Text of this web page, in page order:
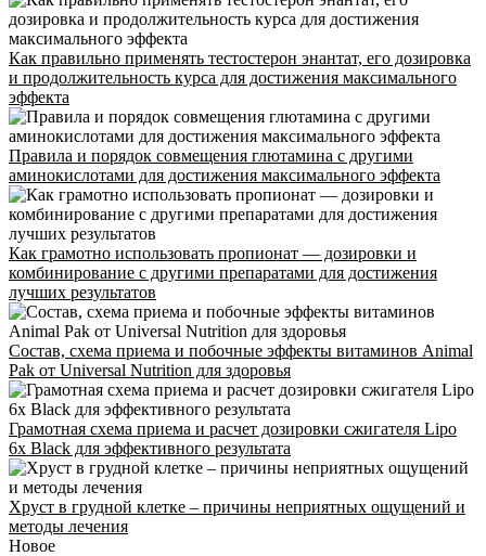
Как правильно применять тестостерон энантат, его дозировка
и продолжительность курса для достижения максимального
эффекта
Правила и порядок совмещения глютамина с другими
аминокислотами для достижения максимального эффекта
Как грамотно использовать пропионат — дозировки и
комбинирование с другими препаратами для достижения
лучших результатов
Состав, схема приема и побочные эффекты витаминов Animal
Pak от Universal Nutrition для здоровья
Грамотная схема приема и расчет дозировки сжигателя Lipo
6x Black для эффективного результата
Хруст в грудной клетке – причины неприятных ощущений и
методы лечения
Новое
Стоимость
Расписание
Тренеры
Контакты